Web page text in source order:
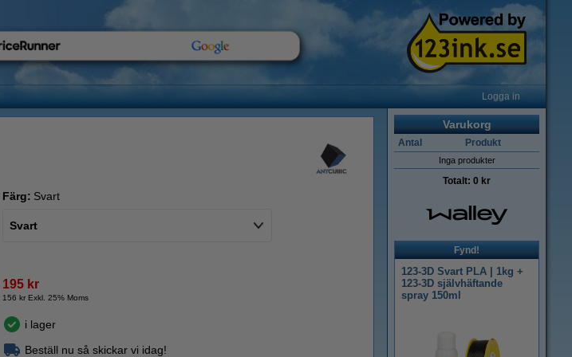
Logga in
Färg: Svart
Svart
195 kr
156 kr Exkl. 25% Moms
i lager
Beställ nu så skickar vi idag!
Varukorg
Antal Produkt
Inga produkter
Totalt: 0 kr
Fynd!
123-3D Svart PLA | 1kg +
123-3D självhäftande
spray 150ml